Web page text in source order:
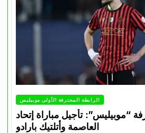
الرابطة المحترفة الأولى موبيليس
“موبيليس”: تأجيل مباراة إتحاد
العاصمة وأتلتيك بارادو